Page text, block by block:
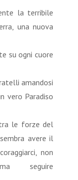
la terribile
una nuova
su ogni cuore
amandosi
vero Paradiso
le forze del
avere il
non
seguire